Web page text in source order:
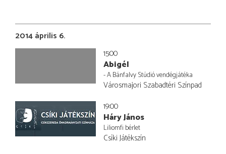
2014 április 6.
15:00
Abigél
- A Bánfalvy Stúdió vendégjátéka
Városmajori Szabadtéri Színpad
19:00
Háry János
Liliomfi bérlet
Csíki Játékszín